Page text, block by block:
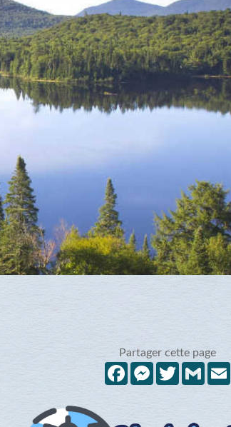
Partager cette page
FacebookMessenger
TwitterGmail